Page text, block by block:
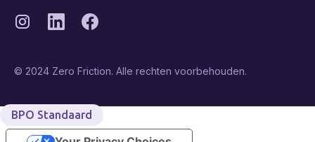
© 2024 Zero Friction. Alle rechten voorbehouden.
BPO Standaard